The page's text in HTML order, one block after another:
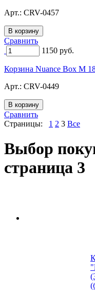
Арт.: CRV-0457
Сравнить
1150 руб.
Корзина Nuance Box M
Арт.: CRV-0449
Сравнить
Страницы: 1 2 3 Все
Выбор
страница 3